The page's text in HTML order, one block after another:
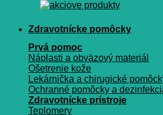
Zdravotnícke pomôcky
Prvá pomoc
Náplasti a obväzový materiál
Ošetrenie kože
Lekárnička a chirugické
Ochranné pomôcky a
Zdravotnícke prístroje
Teplomery